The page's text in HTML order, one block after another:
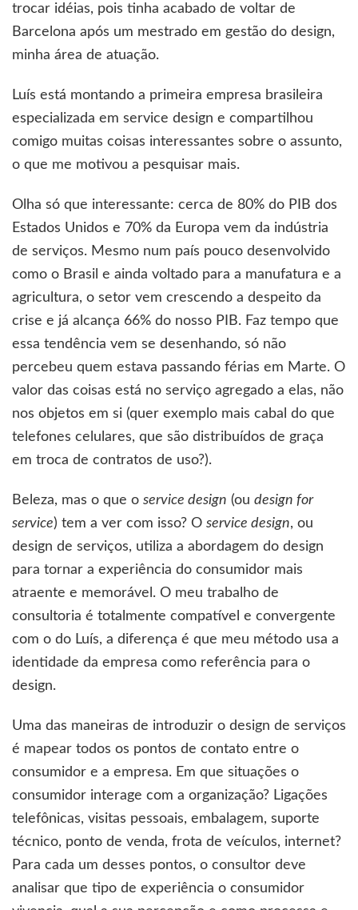
trocar idéias, pois tinha acabado de voltar de
Barcelona após um mestrado em gestão do design,
minha área de atuação.
Luís está montando a primeira empresa brasileira
especializada em service design e compartilhou
comigo muitas coisas interessantes sobre o assunto,
o que me motivou a pesquisar mais.
Olha só que interessante: cerca de 80% do PIB dos
Estados Unidos e 70% da Europa vem da indústria
de serviços. Mesmo num país pouco desenvolvido
como o Brasil e ainda voltado para a manufatura e a
agricultura, o setor vem crescendo a despeito da
crise e já alcança 66% do nosso PIB. Faz tempo que
essa tendência vem se desenhando, só não
percebeu quem estava passando férias em Marte. O
valor das coisas está no serviço agregado a elas, não
nos objetos em si (quer exemplo mais cabal do que
telefones celulares, que são distribuídos de graça
em troca de contratos de uso?).
Beleza, mas o que o service design (ou design for
service) tem a ver com isso? O service design, ou
design de serviços, utiliza a abordagem do design
para tornar a experiência do consumidor mais
atraente e memorável. O meu trabalho de
consultoria é totalmente compatível e convergente
com o do Luís, a diferença é que meu método usa a
identidade da empresa como referência para o
design.
Uma das maneiras de introduzir o design de serviços
é mapear todos os pontos de contato entre o
consumidor e a empresa. Em que situações o
consumidor interage com a organização? Ligações
telefônicas, visitas pessoais, embalagem, suporte
técnico, ponto de venda, frota de veículos, internet?
Para cada um desses pontos, o consultor deve
analisar que tipo de experiência o consumidor